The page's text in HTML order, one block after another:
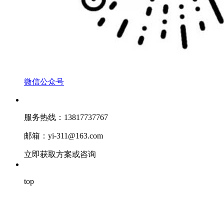
微信公众号
服务热线：13817737767
邮箱：yi-311@163.com
立即获取方案或咨询
top